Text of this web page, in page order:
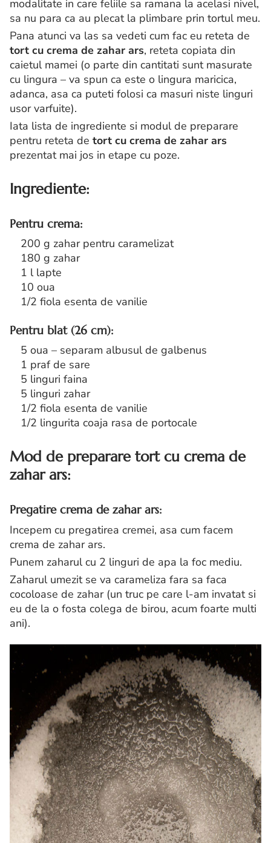
modalitate in care feliile sa ramana la acelasi nivel,
sa nu para ca au plecat la plimbare prin tortul meu.
Pana atunci va las sa vedeti cum fac eu reteta de
tort cu crema de zahar ars, reteta copiata din
caietul mamei (o parte din cantitati sunt masurate
cu lingura – va spun ca este o lingura maricica,
adanca, asa ca puteti folosi ca masuri niste linguri
usor varfuite).
Iata lista de ingrediente si modul de preparare
pentru reteta de tort cu crema de zahar ars
prezentat mai jos in etape cu poze.
Ingrediente:
Pentru crema:
200 g zahar pentru caramelizat
180 g zahar
1 l lapte
10 oua
1/2 fiola esenta de vanilie
Pentru blat (26 cm):
5 oua – separam albusul de galbenus
1 praf de sare
5 linguri faina
5 linguri zahar
1/2 fiola esenta de vanilie
1/2 lingurita coaja rasa de portocale
Mod de preparare tort cu crema de
zahar ars:
Pregatire crema de zahar ars:
Incepem cu pregatirea cremei, asa cum facem
crema de zahar ars.
Punem zaharul cu 2 linguri de apa la foc mediu.
Zaharul umezit se va carameliza fara sa faca
cocoloase de zahar (un truc pe care l-am invatat si
eu de la o fosta colega de birou, acum foarte multi
ani).